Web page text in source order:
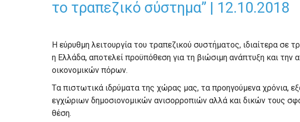
το τραπεζικό σύστημα” | 12.10.2018
H εύρυθμη λειτουργία του τραπεζικού συστήματος, ιδιαίτερα σε
η Ελλάδα, αποτελεί προϋπόθεση για τη βιώσιμη ανάπτυξη και
οικονομικών πόρων.
Tα πιστωτικά ιδρύματα της χώρας μας, τα προηγούμενα χρόνια,
εγχώριων δημοσιονομικών ανισορροπιών αλλά και δικών τους
θέση.